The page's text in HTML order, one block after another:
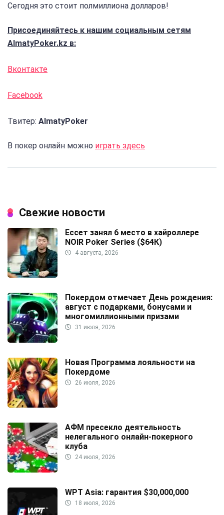
Сегодня это стоит полмиллиона долларов!
Присоединяйтесь к нашим социальным сетям
AlmatyPoker.kz в:
Вконтакте
Facebook
Твитер: AlmatyPoker
В покер онлайн можно играть здесь
Свежие новости
Ессет занял 6 место в хайроллере
NOIR Poker Series ($64К)
4 августа, 2026
Покердом отмечает День рождения:
август с подарками, бонусами и
многомиллионными призами
31 июля, 2026
Новая Программа лояльности на
Покердоме
26 июля, 2026
АФМ пресекло деятельность
нелегального онлайн-покерного
клуба
24 июля, 2026
WPT Asia: гарантия $30,000,000
18 июля, 2026